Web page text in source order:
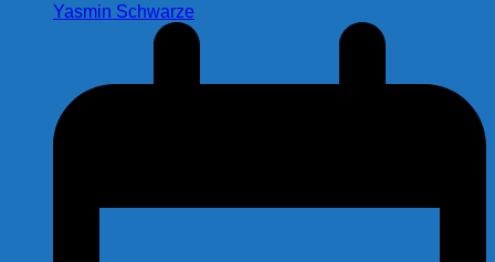
Yasmin Schwarze